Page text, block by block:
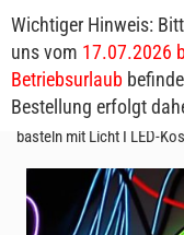
Wichtiger Hinweis:
uns vom 17.07.2026
Betriebsurlaub
Bestellung erfolgt
EL-Wire Leuchtkabel I 3
basteln mit Licht I LED-